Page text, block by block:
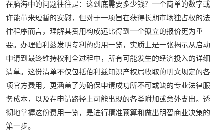
在脑海中的问题往往是：这到底需要多少钱？一个简单的数字或
许能带来短暂的安慰，但对于一项旨在获得长期市场独占权的法
律程序而言，理解其费用构成远比得到一个孤立的报价更为重
要。办理伯利兹发明专利的费用一览，实质上是一张揭示从启动
申请到最终维持权利全过程中，所有可能发生的经济投入的详细
清单。这份清单不仅包括伯利兹知识产权局收取的明文规定的各
项官方费用，更涵盖了为确保申请成功所不可或缺的专业法律服
务成本，以及在申请路径上可能出现的各类附加或意外支出。透
彻地掌握这份费用一览，是进行精准预算和做出明智商业决策的
第一步。